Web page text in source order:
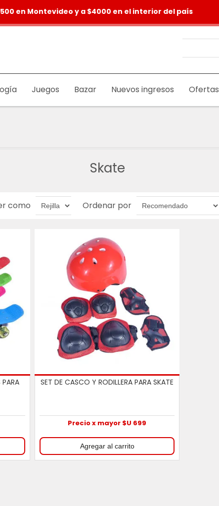
en Montevideo y a $4000 en el interior del país
Juegos Bazar Nuevos ingresos Ofertas
Skate
como Ordenar por
PARA
SET DE CASCO Y RODILLERA PARA SKATE
Precio x mayor $U 699